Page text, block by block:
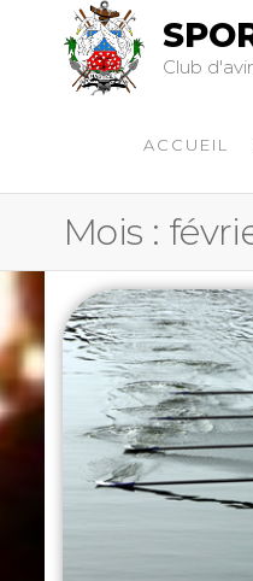
Club
ACCUEIL
Mois :